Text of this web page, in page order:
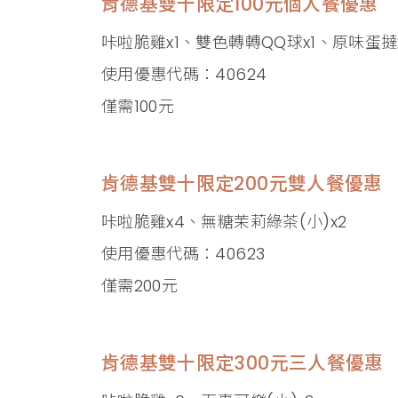
咔啦脆雞x1、雙色轉轉QQ球x1、原味蛋撻
使用優惠代碼：40624
僅需100元
肯德基雙十限定200元雙人餐優惠
咔啦脆雞x4、無糖茉莉綠茶(小)x2
使用優惠代碼：40623
僅需200元
肯德基雙十限定300元三人餐優惠